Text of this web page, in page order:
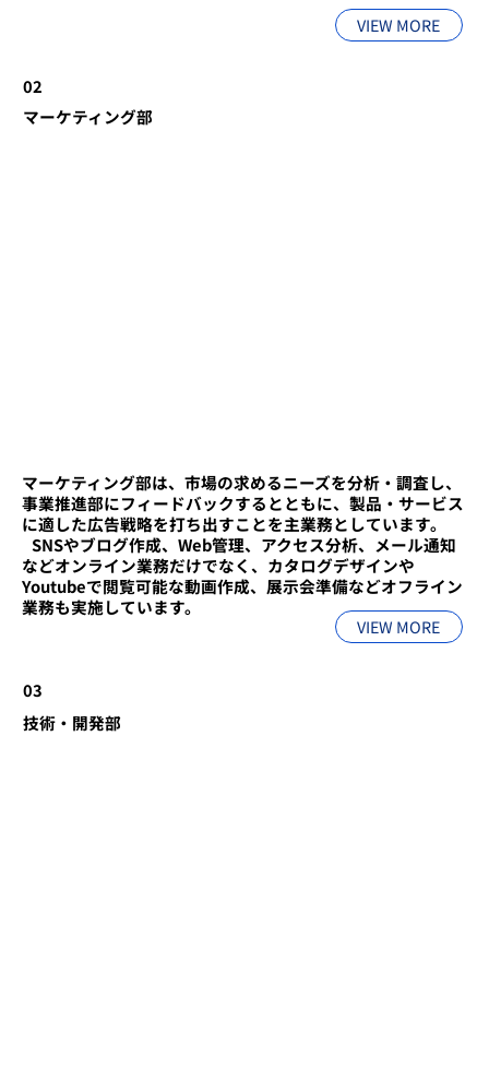
VIEW MORE
02
​マーケティング部
マーケティング部は、市場の求めるニーズを分析・調査し、
事業推進部にフィードバックするとともに、製品・サービス
に適した広告戦略を打ち出すことを主業務としています。
​ ​SNSやブログ作成、Web管理、アクセス分析、メール通知
などオンライン業務だけでなく、カタログデザインや
Youtubeで閲覧可能な動画作成、展示会準備などオフライン
業務も実施しています。
VIEW MORE
03
​技術・開発部